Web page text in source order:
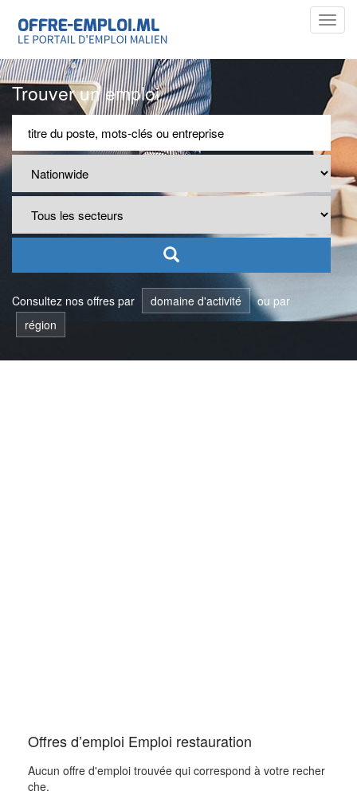
Trouver un emploi
Consultez nos offres par domaine d'activité
ou par
région
Offres d’emploi Emploi restauration
Aucun offre d'emploi trouvée qui correspond à votre recher
che.